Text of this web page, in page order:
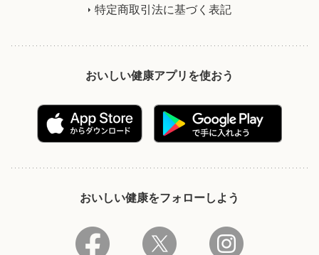
特定商取引法に基づく表記
おいしい健康アプリを使おう
おいしい健康をフォローしよう